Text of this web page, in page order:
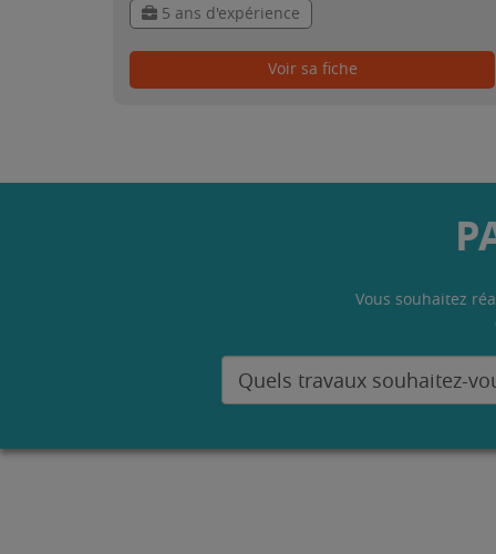
5 ans d'expérience
Voir sa fiche
Vous souhaitez